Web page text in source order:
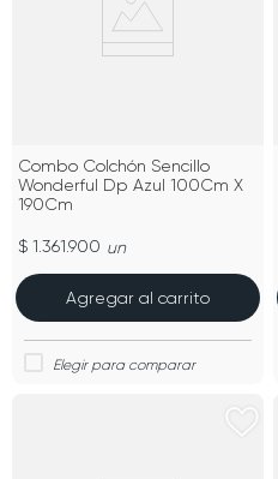
Combo Colchón Sencillo
Wonderful Dp Azul 100Cm X
190Cm
$ 1.361.900 un
Agregar al carrito